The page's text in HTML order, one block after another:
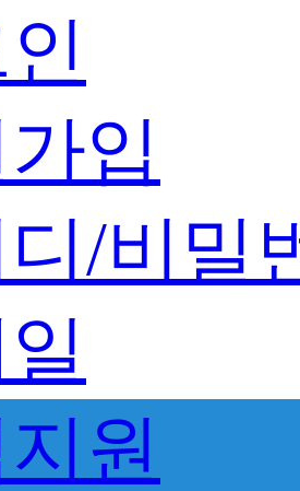
입
/비밀
원